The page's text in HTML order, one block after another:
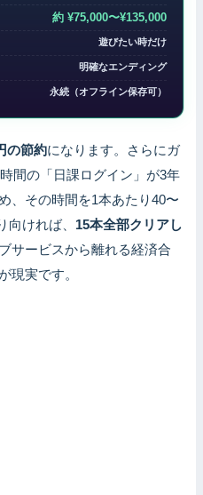
約 ¥75,000〜¥135,000
遊びたい時だけ
明確なエンディング
永続（オフライン保存可）
の節約になります。さらにガ
間の「日課ログイン」が3年
、その時間を1本あたり40〜
向ければ、 15本全部クリアし
サービスから離れる経済合
現実です。